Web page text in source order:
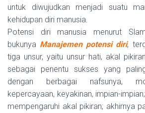
untuk diwujudkan menjadi suatu
kehidupan diri manusia.
Potensi diri manusia menurut
bukunya Manajemen potensi diri,
tiga unsur, yaitu unsur hati, akal
sebagai penentu sukses yang
dengan berbagai nafsunya,
kepercayaan, keyakinan, impian-
mempengaruhi akal pikiran; akhirnya